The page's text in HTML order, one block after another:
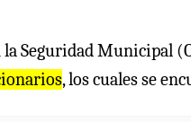
Seguridad Municipal
, los cuales se